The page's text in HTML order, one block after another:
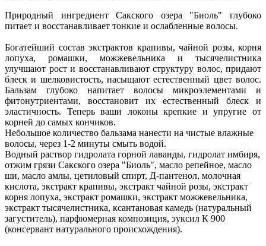
Природный ингредиент Сакского озера "Биоль" глубоко
питает и восстанавливает тонкие и ослабленные волосы.
Богатейший состав экстрактов крапивы, чайной розы, корня
лопуха, ромашки, можжевельника и тысячелистника
улучшают рост и восстанавливают структуру волос, придают
блеск и шелковистость, насыщают естественный цвет волос.
Бальзам глубоко напитает волосы микроэлементами и
фитонутриентами, восстановит их естественный блеск и
эластичность. Теперь ваши локоны крепкие и упругие от
корней до самых кончиков.
Небольшое количество бальзама нанести на чистые влажные
волосы, через 1-2 минуты смыть водой.
Водный раствор гидролата горной лаванды, гидролат имбиря,
отжим грязи Сакского озера "Биоль", масло репейное, масло
ши, масло амлы, цетиловый спирт, Д-пантенол, молочная
кислота, экстракт крапивы, экстракт чайной розы, экстракт
корня лопуха, экстракт ромашки, экстракт можжевельника,
экстракт тысячелистника, ксантановая камедь (натуральный
загуститель), парфюмерная композиция, эуксил К 900
(консервант натурального происхождения).